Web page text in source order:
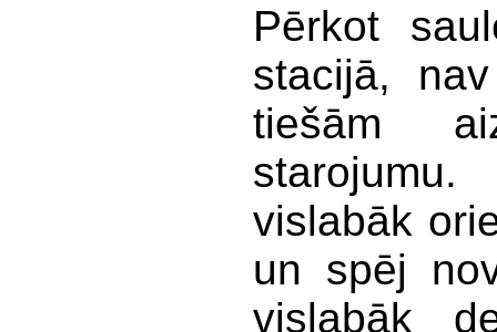
Pērkot
stacijā,
tiešām
vislabāk
un spēj
vislabāk